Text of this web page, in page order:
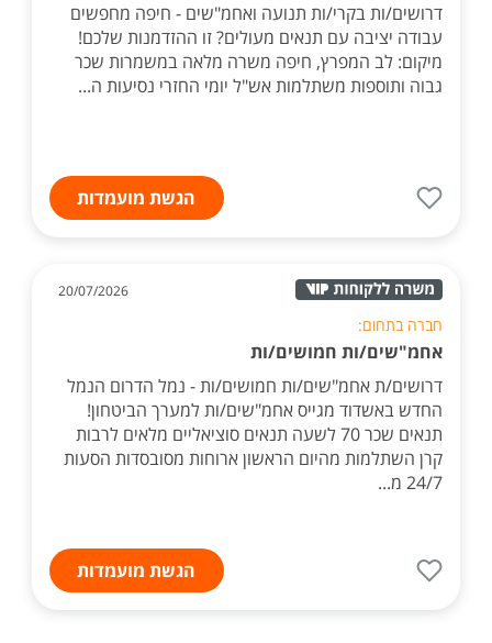
דרושים/ות בקרי/ות תנועה ואחמ"שים - חיפה מחפשים
עבודה יציבה עם תנאים מעולים? זו ההזדמנות שלכם!
מיקום: לב המפרץ, חיפה משרה מלאה במשמרות שכר
גבוה ותוספות משתלמות אש"ל יומי החזרי נסיעות ה...
הגשת מועמדות
20/07/2026
חברה בתחום:
אחמ"שים/ות חמושים/ות
דרושים/ת אחמ"שים/ות חמושים/ות - נמל הדרום הנמל
החדש באשדוד מגייס אחמ"שים/ות למערך הביטחון!
תנאים שכר 70 לשעה תנאים סוציאליים מלאים לרבות
קרן השתלמות מהיום הראשון ארוחות מסובסדות הסעות
24/7 מ...
הגשת מועמדות